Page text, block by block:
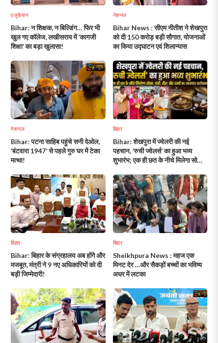
एजुकेशन
Bihar: न शिक्षक, न बिल्डिंग… फिर भी
खुल गए कॉलेज, लखीसराय में ‘कागजी
शिक्षा’ का बड़ा खुलासा!
नेशनल
Bihar News : सीएम नीतीश ने शेखपुरा
को दी 150 करोड़ बड़ी सौगात, योजनाओं
का किया उद्घाटन एवं शिलान्यास
नेशनल
Bihar: पटना साहिब पहुंचे सनी देओल,
‘बंटवारा 1947’ से पहले गुरु घर में टेका
मत्था!
बिहार
Bihar: शेखपुरा में ज्वेलरी की नई
पहचान, ‘रुची ज्वेलर्स’ का हुआ भव्य
शुभारंभ; एक ही छत के नीचे मिलेगा सोना,
कलेक्शन!
बिहार
Bihar: बिहार के संग्रहालय अब होंगे और
मजबूत, मंत्री ने 9 नए अधिकारियों को दी
बड़ी जिम्मेदारी!
बिहार
Sheikhpura News : महज एक
मिनट देर …और सैकड़ों बच्चों का भविष्य
अधर में लटका